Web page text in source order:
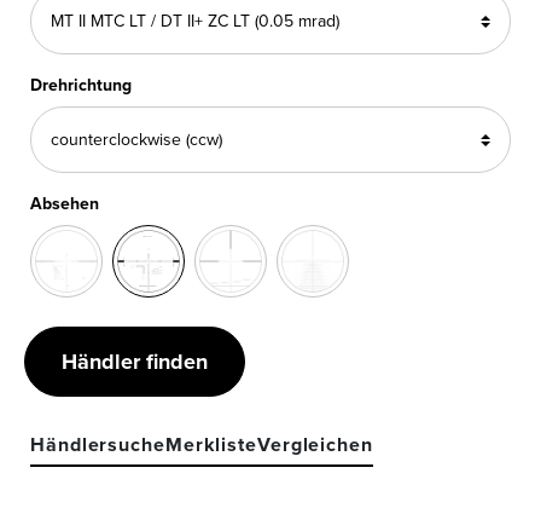
Drehrichtung
Absehen
Händler finden
HändlersucheMerklisteVergleichen